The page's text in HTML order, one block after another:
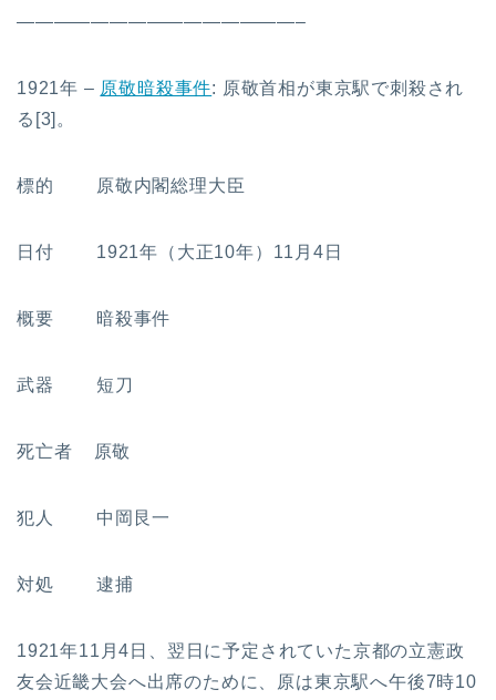
———————————————–
1921年 – 原敬暗殺事件: 原敬首相が東京駅で刺殺され
る[3]。
標的 原敬内閣総理大臣
日付 1921年（大正10年）11月4日
概要 暗殺事件
武器 短刀
死亡者 原敬
犯人 中岡艮一
対処 逮捕
1921年11月4日、翌日に予定されていた京都の立憲政
友会近畿大会へ出席のために、原は東京駅へ午後7時10